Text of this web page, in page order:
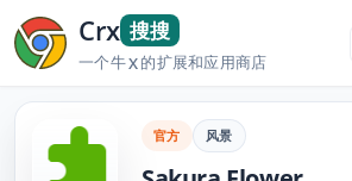
Crx 搜搜
一个牛X的扩展和应用商店
官方 风景